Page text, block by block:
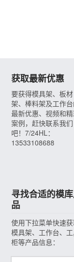
获取最新优惠
要获得模具架、板材
架、棒料架及工作
最新优惠、视频和
案例，赶快联系我们
吧！7/24HL：
13533108688
寻找合适的模
品
使用下拉菜单快速
模具架、工作台、
柜等产品信息：